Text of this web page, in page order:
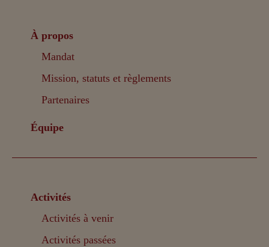
À propos
Mandat
Mission, statuts et règlements
Partenaires
Équipe
Activités
Activités à venir
Activités passées